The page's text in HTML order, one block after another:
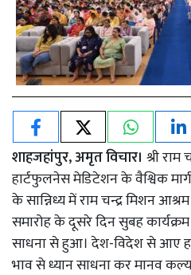
शाहजहांपुर, अमृत विचार। श्री
हार्टफुलनेस मेडिटेशन के वैश्विक
के सान्निध्य में राम चन्द्र मिशन
समारोह के दूसरे दिन सुबह
साधना से हुआ। देश-विदेश से आए
भाव से ध्यान साधना कर मानव